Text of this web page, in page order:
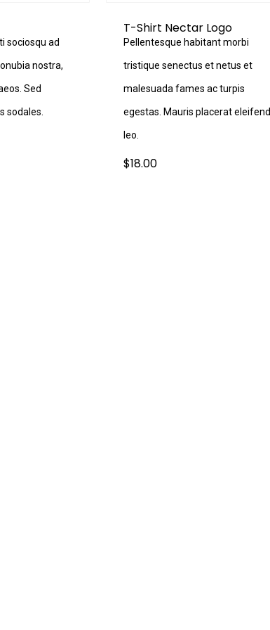
sociosqu ad
nostra,
Sed
sodales.
T-Shirt Nectar Logo
Pellentesque habitant morbi
tristique senectus et netus et
malesuada fames ac turpis
egestas. Mauris placerat eleifend
leo.
$18.00